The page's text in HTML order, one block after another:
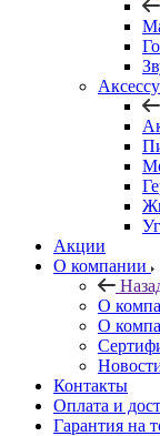
Акции
О компании
О
О
Контакты
Оплата и
Гарантия на